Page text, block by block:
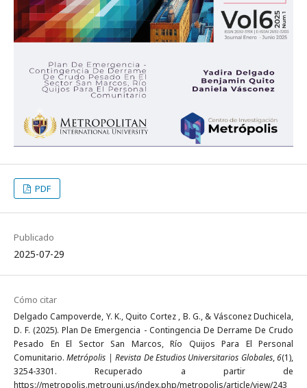
PDF
Publicado
2025-07-29
Cómo citar
Delgado Campoverde, Y. K., Quito Cortez , B. G., & Vásconez Duchicela,
D. F. (2025). Plan De Emergencia - Contingencia De Derrame De Crudo
Pesado En El Sector San Marcos, Río Quijos Para El Personal
Comunitario.Metrópolis | Revista De Estudios Universitarios Globales,6(1),
3254-3301. Recuperado a partir de
https://metropolis.metrouni.us/index.php/metropolis/article/view/243